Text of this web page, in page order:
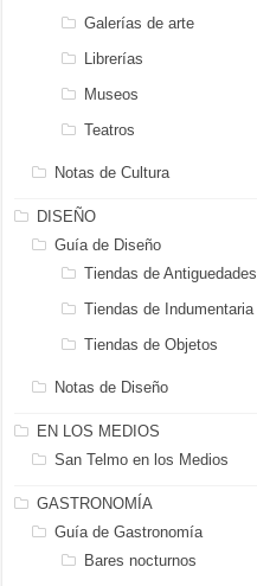
Galerías de arte
Librerías
Museos
Teatros
Notas de Cultura
DISEÑO
Guía de Diseño
Tiendas de Antiguedades
Tiendas de Indumentaria
Tiendas de Objetos
Notas de Diseño
EN LOS MEDIOS
San Telmo en los Medios
GASTRONOMÍA
Guía de Gastronomía
Bares nocturnos